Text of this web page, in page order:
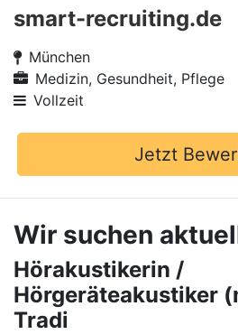
smart-recruiting.de
München
Medizin, Gesundheit, Pflege
Vollzeit
Jetzt
Wir suchen
Hörakustikerin /
Hörgeräteakustiker
Tradi